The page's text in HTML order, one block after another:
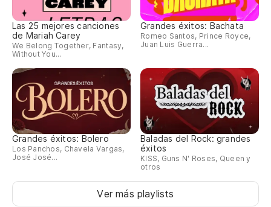
Las 25 mejores canciones
de Mariah Carey
We Belong Together, Fantasy,
Without You...
Grandes éxitos: Bachata
Romeo Santos, Prince Royce,
Juan Luis Guerra...
Grandes éxitos: Bolero
Los Panchos, Chavela Vargas,
José José...
Baladas del Rock: grandes
éxitos
KISS, Guns N' Roses, Queen y
otros
Ver más playlists